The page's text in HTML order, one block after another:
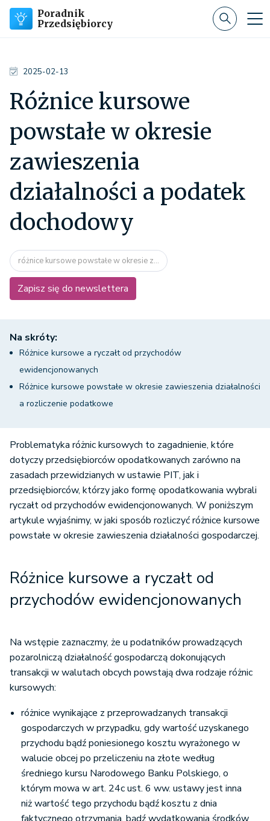
Poradnik
Przedsiębiorcy
2025-02-13
Różnice kursowe
powstałe w okresie
zawieszenia
działalności a podatek
dochodowy
różnice kursowe powstałe w okresie z...
Zapisz się do newslettera
Na skróty:
Różnice kursowe a ryczałt od przychodów
ewidencjonowanych
Różnice kursowe powstałe w okresie zawieszenia działalności
a rozliczenie podatkowe
Problematyka różnic kursowych to zagadnienie, które
dotyczy przedsiębiorców opodatkowanych zarówno na
zasadach przewidzianych w ustawie PIT, jak i
przedsiębiorców, którzy jako formę opodatkowania wybrali
ryczałt od przychodów ewidencjonowanych. W poniższym
artykule wyjaśnimy, w jaki sposób rozliczyć różnice kursowe
powstałe w okresie zawieszenia działalności gospodarczej.
Różnice kursowe a ryczałt od
przychodów ewidencjonowanych
Na wstępie zaznaczmy, że u podatników prowadzących
pozarolniczą działalność gospodarczą dokonujących
transakcji w walutach obcych powstają dwa rodzaje różnic
kursowych:
różnice wynikające z przeprowadzanych transakcji
gospodarczych w przypadku, gdy wartość uzyskanego
przychodu bądź poniesionego kosztu wyrażonego w
walucie obcej po przeliczeniu na złote według
średniego kursu Narodowego Banku Polskiego, o
którym mowa w art. 24c ust. 6 ww. ustawy jest inna
niż wartość tego przychodu bądź kosztu z dnia